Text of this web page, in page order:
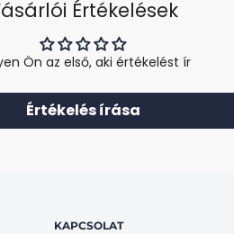
Értékelések
Ön az első, aki értékelést ír
Értékelés írása
KAPCSOLAT